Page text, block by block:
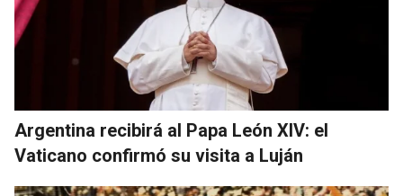
Argentina recibirá al Papa León XIV: el
Vaticano confirmó su visita a Luján